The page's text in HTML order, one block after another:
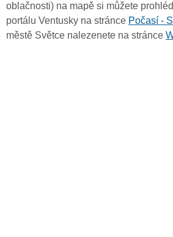
oblačnosti) na mapě si můžete
portálu Ventusky na stránce Počasí -
městě Světce nalezenete na stránce